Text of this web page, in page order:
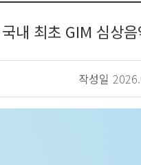
내 최초 GIM 심상
작성일